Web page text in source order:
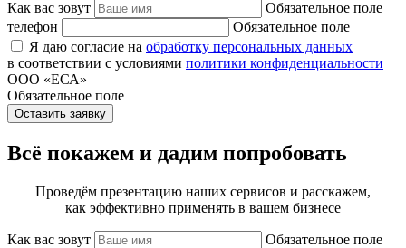
Как вас зовут
Обязательное поле
телефон
Обязательное поле
Я даю согласие на обработку персональных данных
в соответствии с условиями политики конфиденциальности
ООО «ЕСА»
Обязательное поле
Оставить заявку
Всё покажем и дадим попробовать
Проведём презентацию наших сервисов и расскажем,
как эффективно применять в вашем бизнесе
Как вас зовут
Обязательное поле